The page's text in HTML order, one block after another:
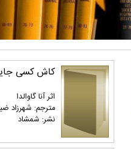
کاش کسی
اثر آنا گاوالدا
مترجم: شهرزاد
نشر: شمشاد